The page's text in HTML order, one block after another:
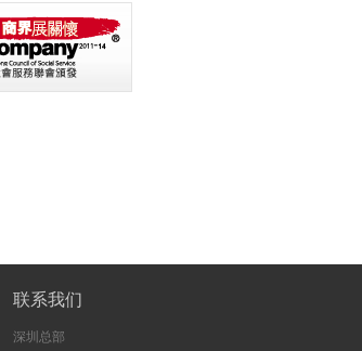
联系我们
深圳总部